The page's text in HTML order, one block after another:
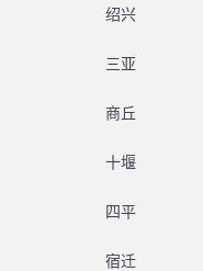
绍兴
三亚
商丘
十堰
四平
宿迁